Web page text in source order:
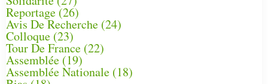
Reportage (26)
Avis De Recherche (24)
Colloque (23)
Tour De France (22)
Assemblée (19)
Assemblée Nationale (18)